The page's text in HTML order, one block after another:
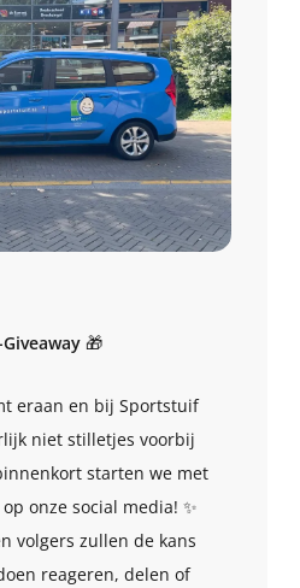
🎁
eraan en bij Sportstuif
niet stilletjes voorbij
starten we met
onze social media! ✨
volgers zullen de kans
reageren, delen of